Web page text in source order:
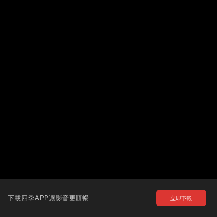
下載四季APP讓影音更順暢 立即下載